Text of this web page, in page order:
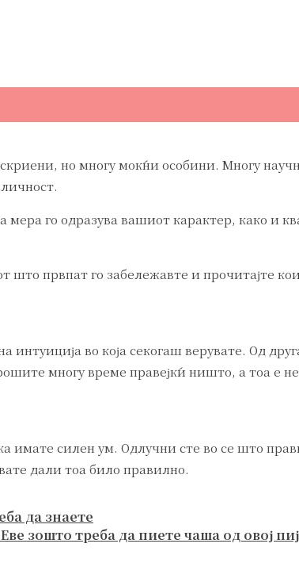
но многу моќни особини. Многу
мера го одразува вашиот карактер, како и
што првпат го забележавте и прочитајте
во која секогаш верувате. Од
многу време правејќи ништо, а тоа е
имате силен ум. Одлучни сте во се што
дали тоа било правилно.
да знаете
зошто треба да пиете чаша од овој